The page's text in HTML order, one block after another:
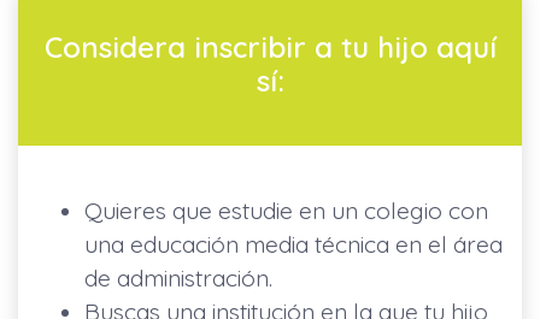
Considera inscribir a tu hijo aquí
sí:
Quieres que estudie en un colegio con
una educación media técnica en el área
de administración.
Buscas una institución en la que tu hijo